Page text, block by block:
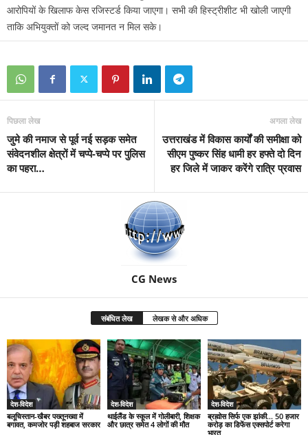
आरोपियों के खिलाफ केस रजिस्टर्ड किया जाएगा। सभी की हिस्ट्रीशीट भी खोली जाएगी
ताकि अभियुक्तों को जल्द जमानत न मिल सके।
पिछला लेख
जुमे की नमाज से पूर्व नई सड़क समेत
संवेदनशील क्षेत्रों में चप्पे-चप्पे पर पुलिस
का पहरा…
अगला लेख
उत्तराखंड में विकास कार्यों की समीक्षा को
सीएम पुष्कर सिंह धामी हर हफ्ते दो दिन
हर जिले में जाकर करेंगे रात्रि प्रवास
CG News
संबंधित लेख लेखक से और अधिक
देश-विदेश
बलूचिस्तान-खैबर पख्तूनख्वा में
बगावत, कमजोर पड़ी शहबाज सरकार
देश-विदेश
थाईलैंड के स्कूल में गोलीबारी, शिक्षक
और छात्र समेत 4 लोगों की मौत
देश-विदेश
ब्रह्मोस सिर्फ एक झांकी… 50 हजार
करोड़ का डिफेंस एक्सपोर्ट करेगा
भारत